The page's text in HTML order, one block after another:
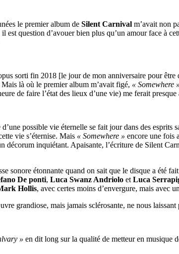
le premier album de Silent Carnival m’avait non
est question d’avouer bien plus qu’un amour face à
sorti fin 2018 [le jour de mon anniversaire pour
là où le premier album m’avait figé, « Somewhere »
de faire l’état des lieux d’une vie) me ferait
d’une possible vie éternelle se fait jour dans des
vie s’éternise. Mais « Somewhere » encore une fois
décorum inquiétant. Apaisante, l’écriture de Silent
sonore étonnante quand on sait que le disque a été
De ponti, Luca Swanz Andriolo et Luca
Hollis, avec certes moins d’envergure, mais avec
grandiose, mais jamais sclérosante, ne nous
» en dit long sur la qualité de metteur en musique